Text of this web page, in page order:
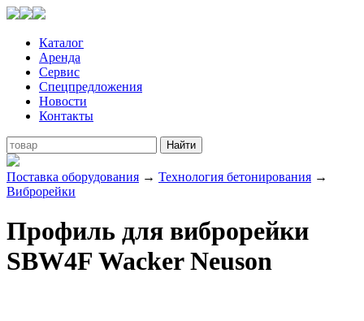
Каталог
Аренда
Сервис
Спецпредложения
Новости
Контакты
Поставка оборудования → Технология бетонирования →
Виброрейки
Профиль для виброрейки
SBW4F Wacker Neuson